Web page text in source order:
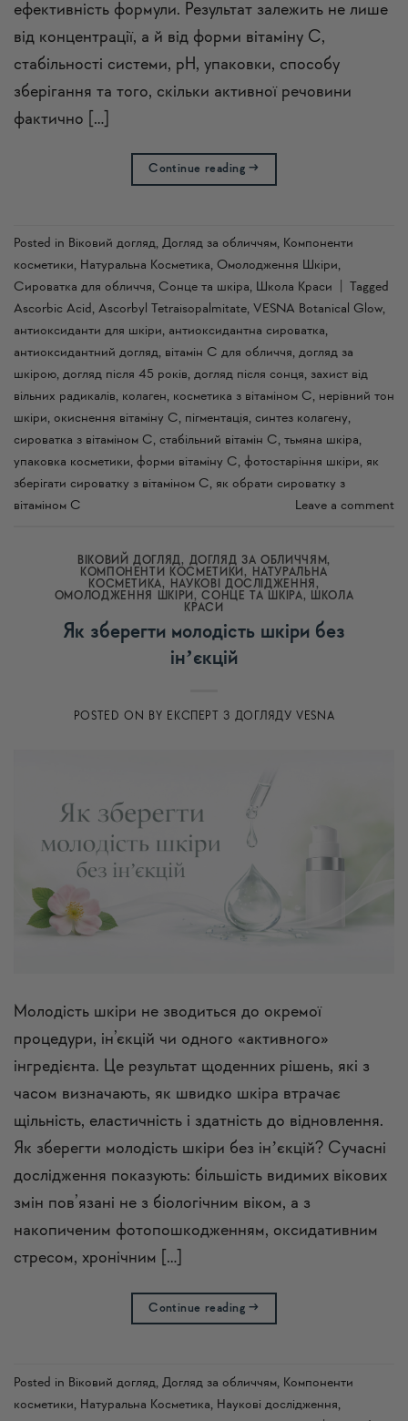
ефективність формули. Результат залежить не лише
від концентрації, а й від форми вітаміну C,
стабільності системи, pH, упаковки, способу
зберігання та того, скільки активної речовини
фактично […]
Continue reading→
Posted in Віковий догляд, Догляд за обличчям, Компоненти
косметики, Натуральна Косметика, Омолодження Шкіри,
Сироватка для обличчя, Сонце та шкіра, Школа Краси
Tagged
Ascorbic Acid, Ascorbyl Tetraisopalmitate, VESNA Botanical Glow,
антиоксиданти для шкіри, антиоксидантна сироватка,
антиоксидантний догляд, вітамін С для обличчя, догляд за
шкірою, догляд після 45 років, догляд після сонця, захист від
вільних радикалів, колаген, косметика з вітаміном С, нерівний тон
шкіри, окиснення вітаміну С, пігментація, синтез колагену,
сироватка з вітаміном С, стабільний вітамін С, тьмяна шкіра,
упаковка косметики, форми вітаміну С, фотостаріння шкіри, як
зберігати сироватку з вітаміном С, як обрати сироватку з
вітаміном С
Leave a comment
ВІКОВИЙ ДОГЛЯД , ДОГЛЯД ЗА ОБЛИЧЧЯМ ,
КОМПОНЕНТИ КОСМЕТИКИ ,
НАТУРАЛЬНА
КОСМЕТИКА, НАУКОВІ ДОСЛІДЖЕННЯ ,
ОМОЛОДЖЕННЯ ШКІРИ ,СОНЦЕ ТА ШКІРА,
ШКОЛА
КРАСИ
Як зберегти молодість шкіри без
інʼєкцій
POSTED ON BY ЕКСПЕРТ З ДОГЛЯДУ VESNA
Молодість шкіри не зводиться до окремої
процедури, ін’єкцій чи одного «активного»
інгредієнта. Це результат щоденних рішень, які з
часом визначають, як швидко шкіра втрачає
щільність, еластичність і здатність до відновлення.
Як зберегти молодість шкіри без інʼєкцій? Сучасні
дослідження показують: більшість видимих вікових
змін пов’язані не з біологічним віком, а з
накопиченим фотопошкодженням, оксидативним
стресом, хронічним […]
Continue reading→
Posted in Віковий догляд, Догляд за обличчям, Компоненти
косметики, Натуральна Косметика, Наукові дослідження,